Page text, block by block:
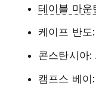
테이블 마운
케이프 반도:
콘스탄시아
캠프스 베이